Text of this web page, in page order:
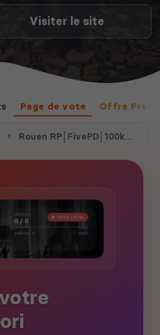
Visiter le site
Page de vote Offre
Rouen RP│FivePD│100k départ